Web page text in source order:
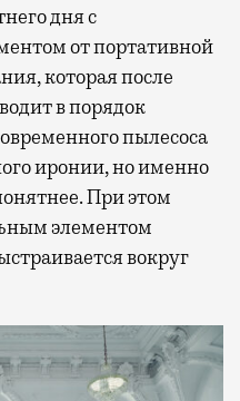
дня с
от портативной
которая после
в порядок
пылесоса
иронии, но именно
При этом
элементом
вокруг